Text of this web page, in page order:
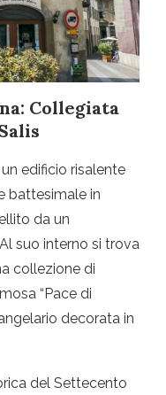
Collegiata
edificio risalente
battesimale in
da un
suo interno si trova
collezione di
“Pace di
decorata in
del Settecento